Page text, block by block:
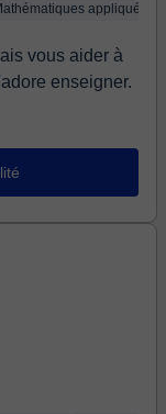
appliquées
enseigner.